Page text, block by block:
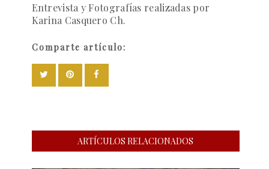
Entrevista y Fotografías realizadas por
Karina Casquero Ch.
Comparte artículo:
ARTÍCULOS RELACIONADOS